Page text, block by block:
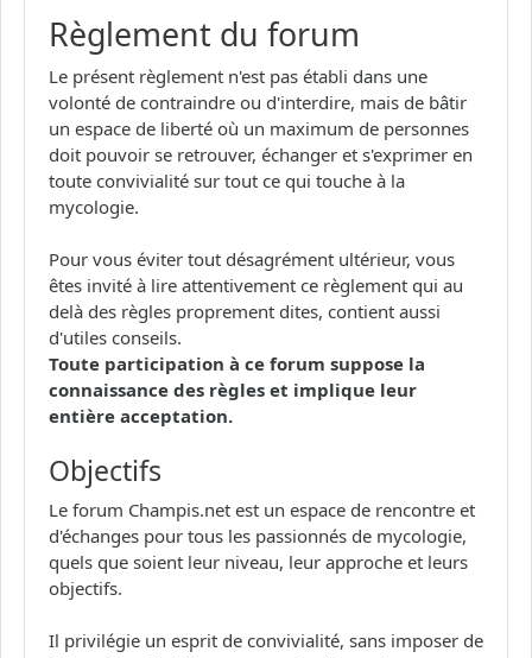
Règlement du forum
Le présent règlement n'est pas établi dans une
volonté de contraindre ou d'interdire, mais de bâtir
un espace de liberté où un maximum de personnes
doit pouvoir se retrouver, échanger et s'exprimer en
toute convivialité sur tout ce qui touche à la
mycologie.
Pour vous éviter tout désagrément ultérieur, vous
êtes invité à lire attentivement ce règlement qui au
delà des règles proprement dites, contient aussi
d'utiles conseils.
Toute participation à ce forum suppose la
connaissance des règles et implique leur
entière acceptation.
Objectifs
Le forum Champis.net est un espace de rencontre et
d'échanges pour tous les passionnés de mycologie,
quels que soient leur niveau, leur approche et leurs
objectifs.
Il privilégie un esprit de convivialité, sans imposer de